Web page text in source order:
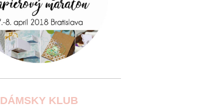
DÁMSKY KLUB